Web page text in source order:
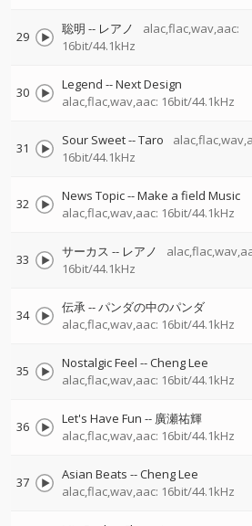
29 聡明 -- レアノ
alac,flac,wav,aac:
16bit/44.1kHz
30 Legend --Next Design
alac,flac,wav,aac: 16bit/44.1kHz
31 Sour Sweet--Taro
16bit/44.1kHz
32 News Topic--Make a field Music
alac,flac,wav,aac: 16bit/44.1kHz
33 サーカス -- レアノ
16bit/44.1kHz
34 伝承--パンダの中のパンダ
alac,flac,wav,aac: 16bit/44.1kHz
35 Nostalgic Feel --Cheng Lee
alac,flac,wav,aac: 16bit/44.1kHz
36 Let's Have Fun -- 廣瀬祐輝
alac,flac,wav,aac: 16bit/44.1kHz
37 Asian Beats --Cheng Lee
alac,flac,wav,aac: 16bit/44.1kHz